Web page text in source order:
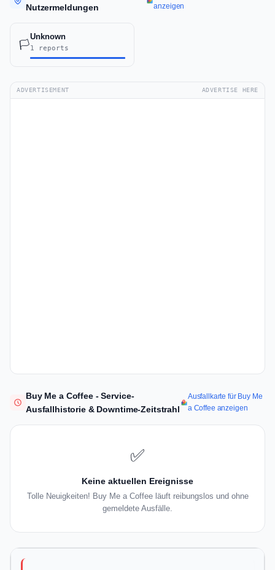
Nutzermeldungen
anzeigen
🏳️
Unknown
1 reports
ADVERTISEMENT ADVERTISE HERE
Buy Me a Coffee - Service-
Ausfallhistorie & Downtime-Zeitstrahl
Ausfallkarte für Buy Me
a Coffee anzeigen
✅
Keine aktuellen Ereignisse
Tolle Neuigkeiten! Buy Me a Coffee läuft reibungslos und ohne
gemeldete Ausfälle.